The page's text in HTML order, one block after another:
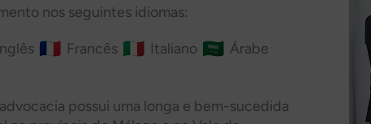
nos seguintes idiomas:
Francês Italiano
Árabe
possui uma longa e bem-sucedida